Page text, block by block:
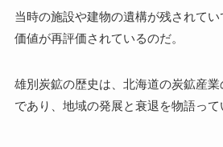
当時の施設や建物の遺構が残されてい
価値が再評価されているのだ。
雄別炭鉱の歴史は、北海道の炭鉱産
であり、地域の発展と衰退を物語って